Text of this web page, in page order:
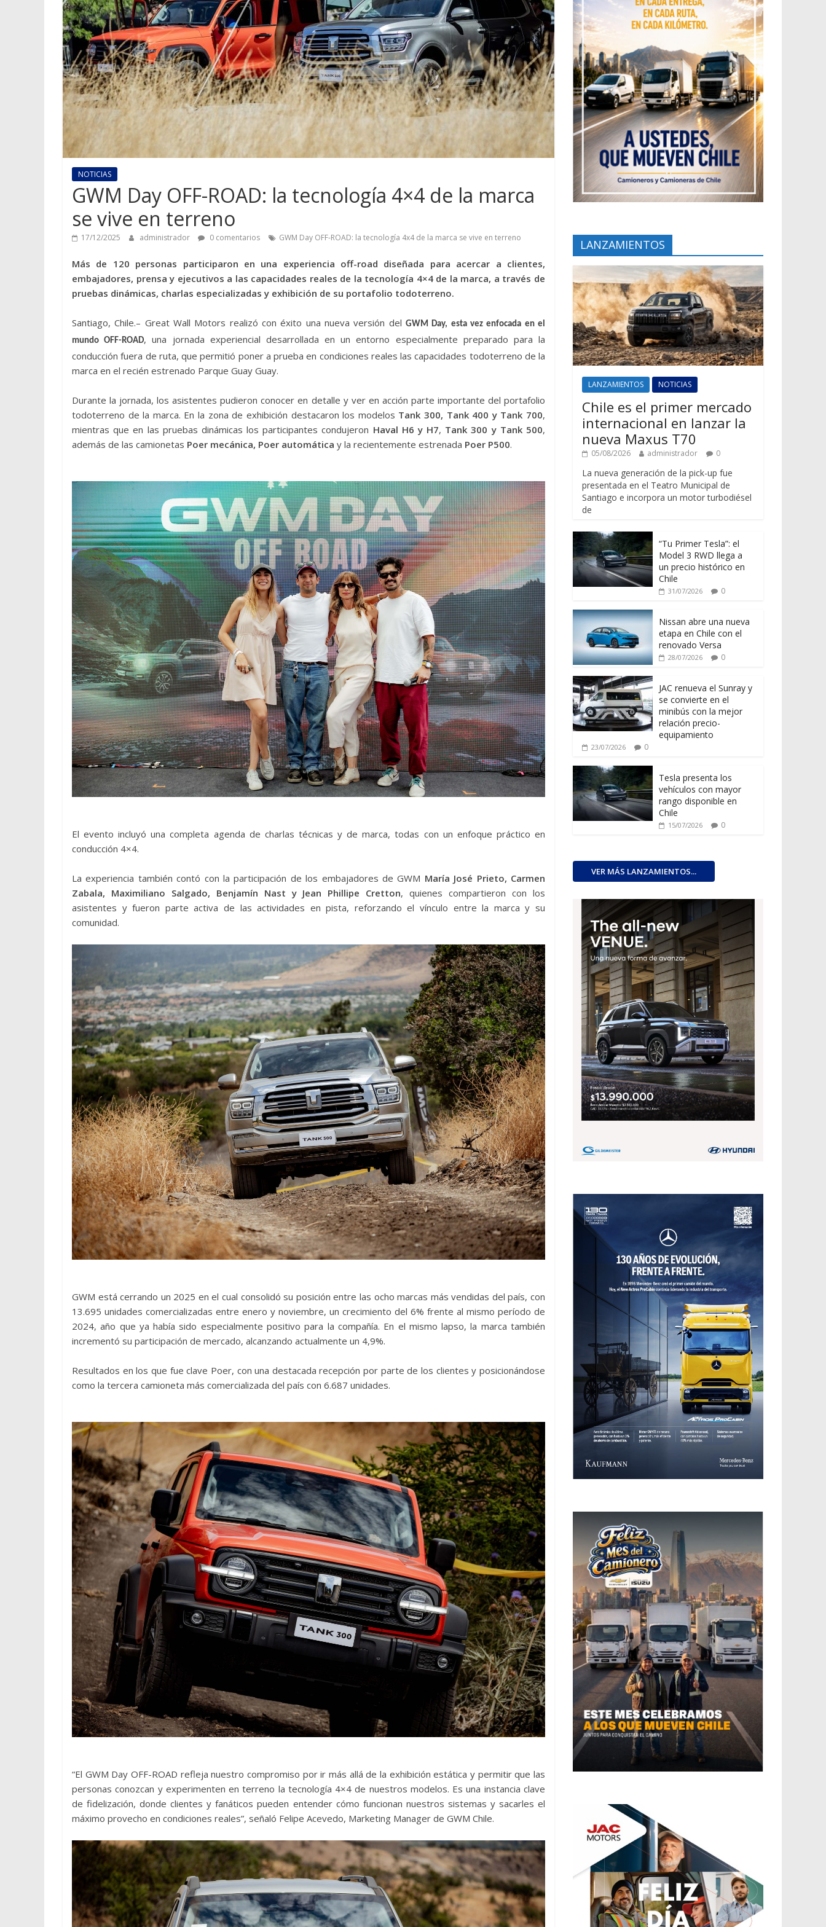
NOTICIAS
GWM Day OFF-ROAD: la tecnología 4×4 de la marca
se vive en terreno
17/12/2025 administrador 0 comentarios GWM Day OFF-ROAD: la tecnología 4x4 de la marca se vive en terreno
Más de 120 personas participaron en una experiencia off-road diseñada para acercar a clientes,
embajadores, prensa y ejecutivos a las capacidades reales de la tecnología 4×4 de la marca, a través de
pruebas dinámicas, charlas especializadas y exhibición de su portafolio todoterreno.
Santiago, Chile.– Great Wall Motors realizó con éxito una nueva versión del GWM Day, esta vez enfocada en el
mundo OFF-ROAD, una jornada experiencial desarrollada en un entorno especialmente preparado para la
conducción fuera de ruta, que permitió poner a prueba en condiciones reales las capacidades todoterreno de la
marca en el recién estrenado Parque Guay Guay.
Durante la jornada, los asistentes pudieron conocer en detalle y ver en acción parte importante del portafolio
todoterreno de la marca. En la zona de exhibición destacaron los modelos Tank 300, Tank 400 y Tank 700,
mientras que en las pruebas dinámicas los participantes condujeron Haval H6 y H7, Tank 300 y Tank 500,
además de las camionetas Poer mecánica, Poer automática y la recientemente estrenada Poer P500.
El evento incluyó una completa agenda de charlas técnicas y de marca, todas con un enfoque práctico en
conducción 4×4.
La experiencia también contó con la participación de los embajadores de GWM María José Prieto, Carmen
Zabala, Maximiliano Salgado, Benjamín Nast y Jean Phillipe Cretton, quienes compartieron con los
asistentes y fueron parte activa de las actividades en pista, reforzando el vínculo entre la marca y su
comunidad.
GWM está cerrando un 2025 en el cual consolidó su posición entre las ocho marcas más vendidas del país, con
13.695 unidades comercializadas entre enero y noviembre, un crecimiento del 6% frente al mismo período de
2024, año que ya había sido especialmente positivo para la compañía. En el mismo lapso, la marca también
incrementó su participación de mercado, alcanzando actualmente un 4,9%.
Resultados en los que fue clave Poer, con una destacada recepción por parte de los clientes y posicionándose
como la tercera camioneta más comercializada del país con 6.687 unidades.
“El GWM Day OFF-ROAD refleja nuestro compromiso por ir más allá de la exhibición estática y permitir que las
personas conozcan y experimenten en terreno la tecnología 4×4 de nuestros modelos. Es una instancia clave
de fidelización, donde clientes y fanáticos pueden entender cómo funcionan nuestros sistemas y sacarles el
máximo provecho en condiciones reales”, señaló Felipe Acevedo, Marketing Manager de GWM Chile.
LANZAMIENTOS
LANZAMIENTOS NOTICIAS
Chile es el primer mercado
internacional en lanzar la
nueva Maxus T70
05/08/2026 administrador 0
La nueva generación de la pick-up fue
presentada en el Teatro Municipal de
Santiago e incorpora un motor turbodiésel
de
“Tu Primer Tesla”: el
Model 3 RWD llega a
un precio histórico en
Chile
31/07/2026 0
Nissan abre una nueva
etapa en Chile con el
renovado Versa
28/07/2026 0
JAC renueva el Sunray y
se convierte en el
minibús con la mejor
relación precio-
equipamiento
23/07/2026 0
Tesla presenta los
vehículos con mayor
rango disponible en
Chile
15/07/2026 0
VER MÁS LANZAMIENTOS...